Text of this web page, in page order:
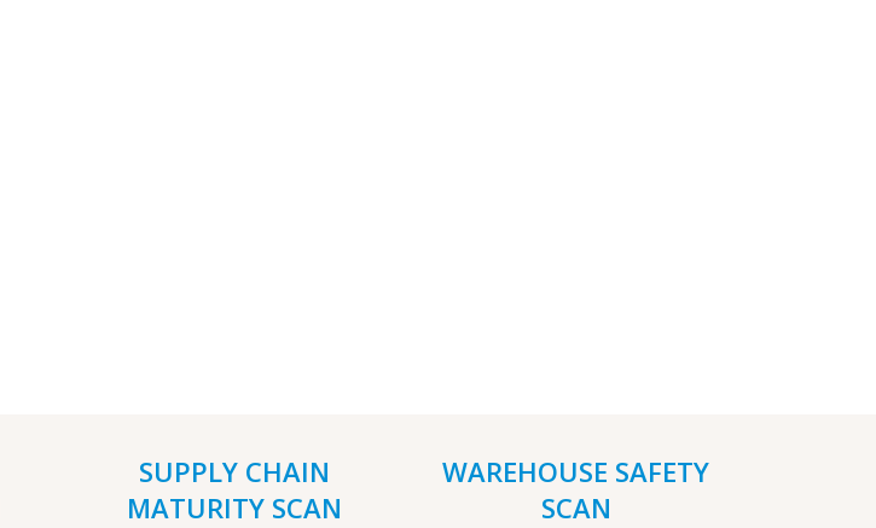
SUPPLY CHAIN
MATURITY SCAN
WAREHOUSE SAFETY
SCAN